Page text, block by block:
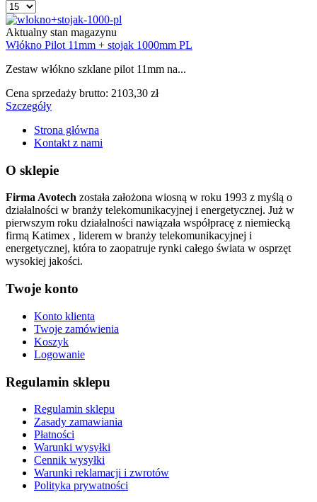
Aktualny stan magazynu
Włókno Pilot 11mm + stojak 1000mm PL
Zestaw włókno szklane pilot 11mm na...
Cena sprzedaży brutto: 2103,30 zł
Szczegóły
Strona główna
Kontakt z nami
O sklepie
Firma Avotech została założona wiosną w roku 1993 z myślą o
działalności w branży telekomunikacyjnej i energetycznej. Już w
pierwszym roku działalności nawiązała współpracę z niemiecką
firmą Katimex , liderem w branży telekomunikacyjnej i
energetycznej, która to zaopatruje rynki całego świata w osprzęt
wysokiej jakości.
Twoje konto
Konto klienta
Twoje zamówienia
Koszyk
Logowanie
Regulamin sklepu
Regulamin sklepu
Zasady zamawiania
Płatności
Warunki wysyłki
Cennik wysyłki
Warunki reklamacji i zwrotów
Polityka prywatności